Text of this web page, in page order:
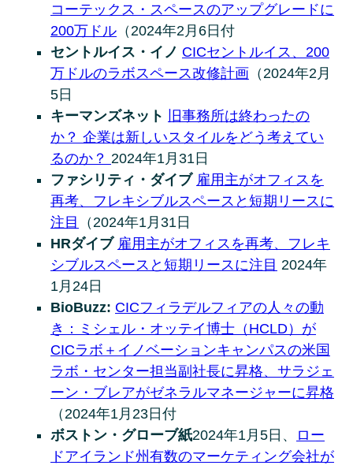
コーテックス・スペースのアップグレードに
200万ドル （2024年2月6日付
セントルイス・イノ CICセントルイス、200
万ドルのラボスペース改修計画 （2024年2月
5日
キーマンズネット
旧事務所は終わったの
か？ 企業は新しいスタイルをどう考えてい
るのか？ 2024年1月31日
ファシリティ・ダイブ 雇用主がオフィスを
再考、フレキシブルスペースと短期リースに
注目
（2024年1月31日
HRダイブ 雇用主がオフィスを再考、フレキ
シブルスペースと短期リースに注目 2024年
1月24日
BioBuzz: CICフィラデルフィアの人々の動
き：ミシェル・オッテイ博士（HCLD）が
CICラボ＋イノベーションキャンパスの米国
ラボ・センター担当副社長に昇格、サラジェ
ーン・ブレアがゼネラルマネージャーに昇格
（2024年1月23日付
ボストン・グローブ紙2024年1月5日、
ロー
ドアイランド州有数のマーケティング会社が